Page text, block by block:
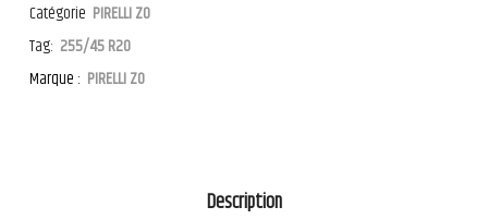
Catégorie PIRELLI ZO
Tag: 255/45 R20
Marque : PIRELLI ZO
Description